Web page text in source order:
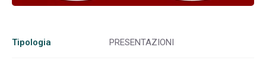
Tipologia PRESENTAZIONI